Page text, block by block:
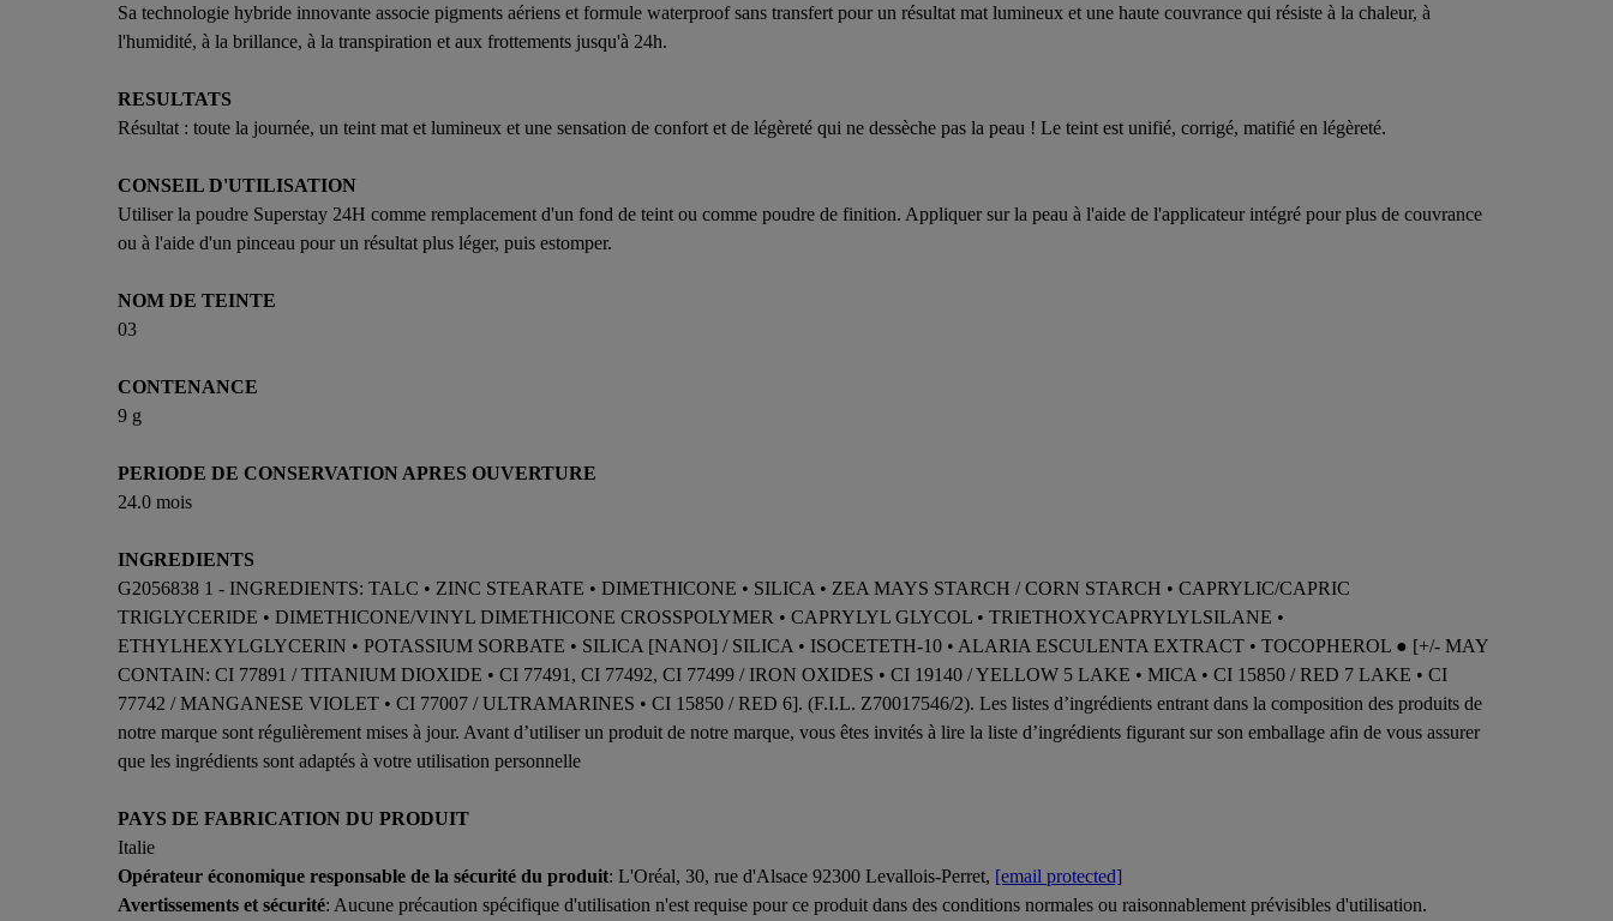
Sa technologie hybride innovante associe pigments aériens et formule waterproof sans transfert pour un résultat mat lumineux et une haute couvrance qui résiste à la chaleur, à
l'humidité, à la brillance, à la transpiration et aux frottements jusqu'à 24h.
RESULTATS
Résultat : toute la journée, un teint mat et lumineux et une sensation de confort et de légèreté qui ne dessèche pas la peau ! Le teint est unifié, corrigé, matifié en légèreté.
CONSEIL D'UTILISATION
Utiliser la poudre Superstay 24H comme remplacement d'un fond de teint ou comme poudre de finition. Appliquer sur la peau à l'aide de l'applicateur intégré pour plus de couvrance
ou à l'aide d'un pinceau pour un résultat plus léger, puis estomper.
NOM DE TEINTE
03
CONTENANCE
9 g
PERIODE DE CONSERVATION APRES OUVERTURE
24.0 mois
INGREDIENTS
G2056838 1 - INGREDIENTS: TALC • ZINC STEARATE • DIMETHICONE • SILICA • ZEA MAYS STARCH / CORN STARCH • CAPRYLIC/CAPRIC
TRIGLYCERIDE • DIMETHICONE/VINYL DIMETHICONE CROSSPOLYMER • CAPRYLYL GLYCOL • TRIETHOXYCAPRYLYLSILANE •
ETHYLHEXYLGLYCERIN • POTASSIUM SORBATE • SILICA [NANO] / SILICA • ISOCETETH-10 • ALARIA ESCULENTA EXTRACT • TOCOPHEROL ● [+/- MAY
CONTAIN: CI 77891 / TITANIUM DIOXIDE • CI 77491, CI 77492, CI 77499 / IRON OXIDES • CI 19140 / YELLOW 5 LAKE • MICA • CI 15850 / RED 7 LAKE • CI
77742 / MANGANESE VIOLET • CI 77007 / ULTRAMARINES • CI 15850 / RED 6]. (F.I.L. Z70017546/2). Les listes d’ingrédients entrant dans la composition des produits de
notre marque sont régulièrement mises à jour. Avant d’utiliser un produit de notre marque, vous êtes invités à lire la liste d’ingrédients figurant sur son emballage afin de vous assurer
que les ingrédients sont adaptés à votre utilisation personnelle
PAYS DE FABRICATION DU PRODUIT
Italie
Opérateur économique responsable de la sécurité du produit: L'Oréal, 30, rue d'Alsace 92300 Levallois-Perret, [email protected]
Avertissements et sécurité: Aucune précaution spécifique d'utilisation n'est requise pour ce produit dans des conditions normales ou raisonnablement prévisibles d'utilisation.